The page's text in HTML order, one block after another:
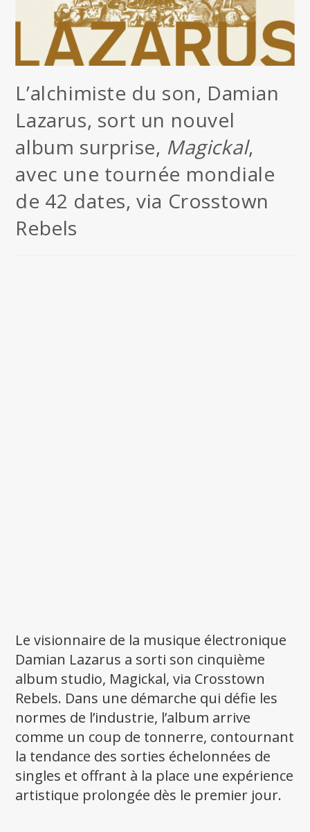
L’alchimiste du son, Damian
Lazarus, sort un nouvel
album surprise, Magickal,
avec une tournée mondiale
de 42 dates, via Crosstown
Rebels
Le visionnaire de la musique électronique
Damian Lazarus a sorti son cinquième
album studio, Magickal, via Crosstown
Rebels. Dans une démarche qui défie les
normes de l’industrie, l’album arrive
comme un coup de tonnerre, contournant
la tendance des sorties échelonnées de
singles et offrant à la place une expérience
artistique prolongée dès le premier jour.